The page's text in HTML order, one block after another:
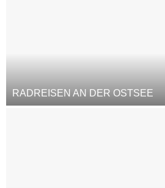
RADREISEN AN DER OSTSEE